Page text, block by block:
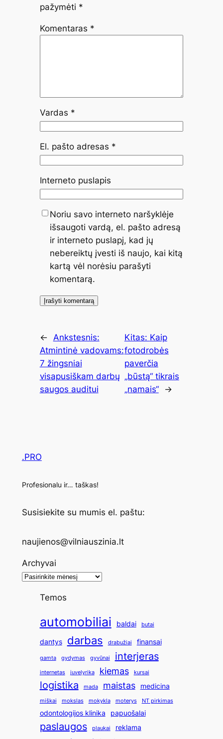
pažymėti *
Komentaras *
Vardas *
El. pašto adresas *
Interneto puslapis
Noriu savo interneto naršyklėje
išsaugoti vardą, el. pašto adresą
ir interneto puslapį, kad jų
nebereiktų įvesti iš naujo, kai kitą
kartą vėl norėsiu parašyti
komentarą.
←
Ankstesnis:
Atmintinė vadovams:
7 žingsniai
visapusiškam darbų
saugos auditui
Kitas: Kaip
fotodrobės
paverčia
„būstą“ tikrais
„namais“
→
.PRO
Profesionalu ir… taškas!
Susisiekite su mumis el. paštu:
naujienos@vilniauszinia.lt
Archyvai
Temos
automobiliai baldai butai
dantys darbas drabužiai finansai
gamta gydymas gyvūnai interjeras
internetas juvelyrika kiemas kursai
logistika mada maistas medicina
miškai mokslas mokykla moterys NT pirkimas
odontologijos klinika papuošalai
paslaugos plaukai reklama